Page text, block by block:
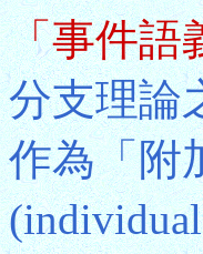
「事件語
分支理論
作為「附